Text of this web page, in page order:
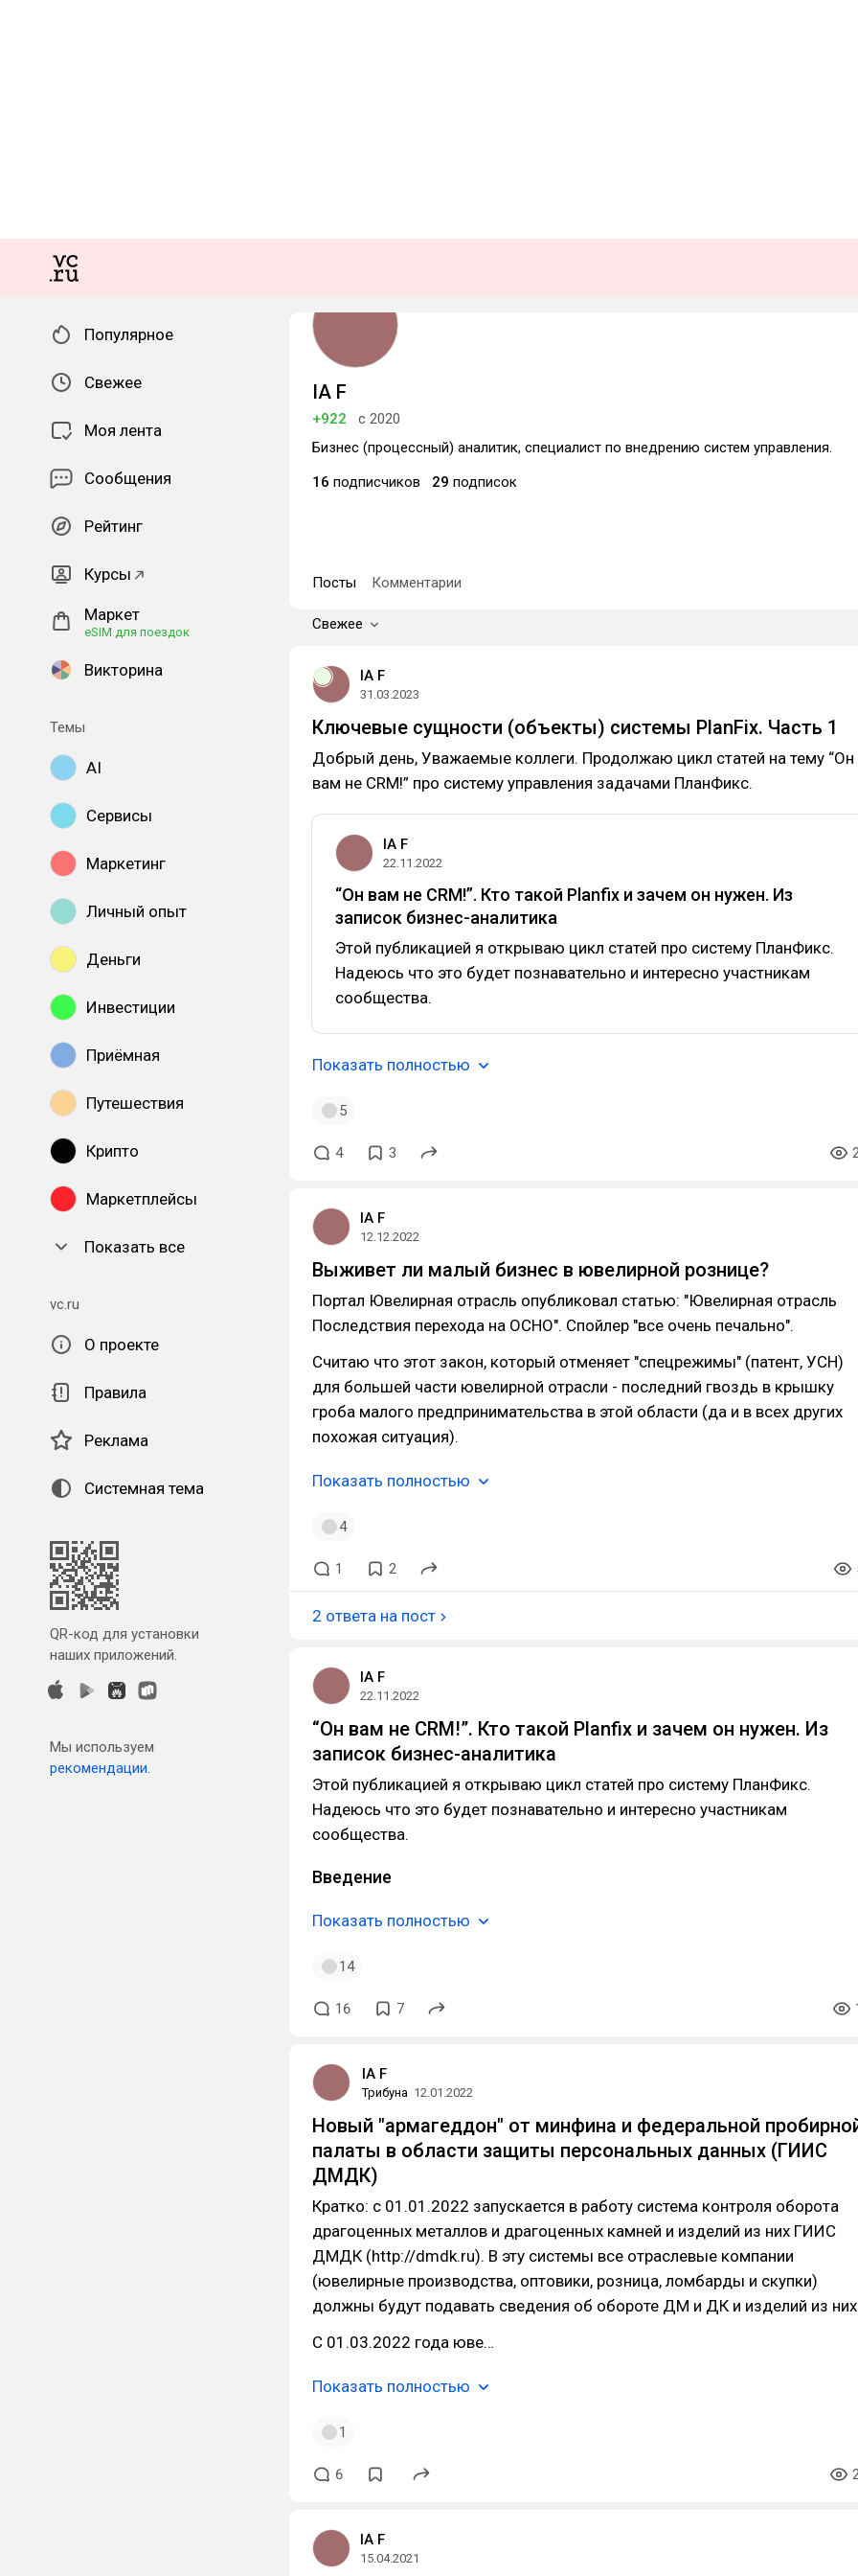
Популярное
Свежее
Моя лента
Сообщения
Рейтинг
Курсы
Маркет
eSIM для поездок
Викторина
Темы
AI
Сервисы
Маркетинг
Личный опыт
Деньги
Инвестиции
Приёмная
Путешествия
Крипто
Маркетплейсы
Показать все
vc.ru
О проекте
Правила
Реклама
Системная тема
QR-код для установки
наших приложений.
Мы используем
рекомендации.
IA F
+922
с 2020
Бизнес (процессный) аналитик, специалист по внедрению систем управления.
16 подписчиков 29 подписок
Посты Комментарии
Свежее
IA F
31.03.2023
Ключевые сущности (объекты) системы PlanFix. Часть 1
Добрый день, Уважаемые коллеги. Продолжаю цикл статей на тему “Он
вам не CRM!” про систему управления задачами ПланФикс.
IA F
22.11.2022
“Он вам не CRM!”. Кто такой Planfix и зачем он нужен. Из
записок бизнес-аналитика
Этой публикацией я открываю цикл статей про систему ПланФикс.
Надеюсь что это будет познавательно и интересно участникам
сообщества.
Показать полностью
5
4 3
IA F
12.12.2022
Выживет ли малый бизнес в ювелирной рознице?
Портал Ювелирная отрасль опубликовал статью: "Ювелирная отрасль
Последствия перехода на ОСНО". Спойлер "все очень печально".
Считаю что этот закон, который отменяет "спецрежимы" (патент, УСН)
для большей части ювелирной отрасли - последний гвоздь в крышку
гроба малого предпринимательства в этой области (да и в всех других
похожая ситуация).
Показать полностью
4
1 2
2 ответа на пост
IA F
22.11.2022
“Он вам не CRM!”. Кто такой Planfix и зачем он нужен. Из
записок бизнес-аналитика
Этой публикацией я открываю цикл статей про систему ПланФикс.
Надеюсь что это будет познавательно и интересно участникам
сообщества.
Введение
Показать полностью
14
16 7
IA F
Трибуна 12.01.2022
Новый "армагеддон" от минфина и федеральной
палаты в области защиты персональных данных (ГИИС
ДМДК)
Кратко: с 01.01.2022 запускается в работу система контроля оборота
драгоценных металлов и драгоценных камней и изделий из них ГИИС
ДМДК (http://dmdk.ru). В эту системы все отраслевые компании
(ювелирные производства, оптовики, розница, ломбарды и скупки)
должны будут подавать сведения об обороте ДМ и ДК и изделий из
С 01.03.2022 года юве…
Показать полностью
1
6
IA F
15.04.2021